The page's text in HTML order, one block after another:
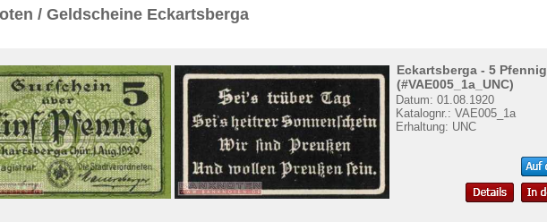
/ Geldscheine Eckartsberga
Eckartsberga - 5 Pfennig
(#VAE005_1a_UNC)
Datum: 01.08.1920
Katalognr.: VAE005_1a
Erhaltung: UNC